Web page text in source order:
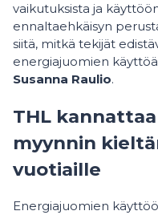
vaikutuksista ja
ennaltaehkäisyn
siitä, mitkä tekijät
energiajuomien
Susanna Raulio.
THL
myynnin
vuotiaille
Energiajuomien